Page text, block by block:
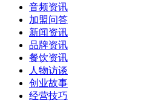
音频资讯
加盟问答
新闻资讯
品牌资讯
餐饮资讯
人物访谈
创业故事
经营技巧